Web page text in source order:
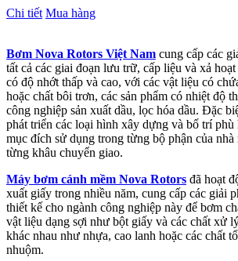
Chi tiết Mua hàng
Bơm Nova Rotors Việt Nam cung cấp các
tất cả các giai đoạn lưu trữ, cấp liệu và xả
có độ nhớt thấp và cao, với các vật liệu có
hoặc chất bôi trơn, các sản phẩm có nhiệt độ
công nghiệp sản xuất dầu, lọc hóa dầu. Đặc
phát triển các loại hình xây dựng và bố trí phù
mục đích sử dụng trong từng bộ phận của
từng khâu chuyển giao.
Máy bơm cánh mềm Nova Rotors đã hoạt
xuất giấy trong nhiều năm, cung cấp các giải
thiết kế cho ngành công nghiệp này để bơm
vật liệu dạng sợi như bột giấy và các chất xử
khác nhau như nhựa, cao lanh hoặc các chất
nhuộm.